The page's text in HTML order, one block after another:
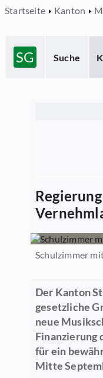
Startseite Kanton
SG Suche
Schulzimmer
Der Kanton
gesetzliche
neue
Finanzierung
für ein
Mitte